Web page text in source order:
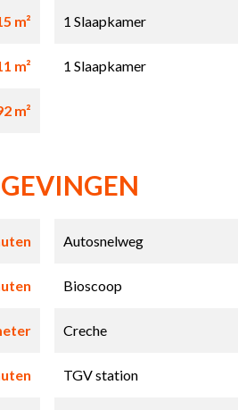
m² 1 Slaapkamer
m² 1 Slaapkamer
m²
Autosnelweg
Bioscoop
Creche
TGV station